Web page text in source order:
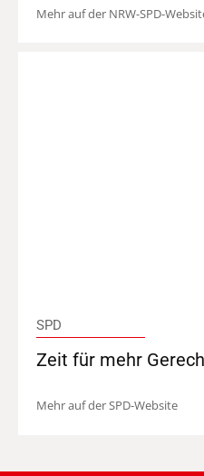
Mehr auf der NRW-SPD-
SPD
Zeit für mehr
Mehr auf der SPD-Website